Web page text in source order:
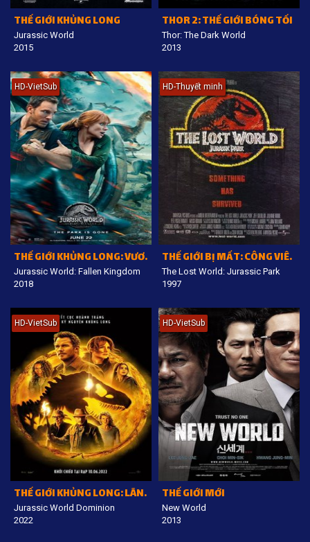
THẾ GIỚI KHỦNG LONG
Jurassic World
2015
THOR 2: THẾ GIỚI BÓNG TỐI
Thor: The Dark World
2013
HD-VietSub
THẾ GIỚI KHỦNG LONG: VƯƠNG QUỐC SỤP ĐỔ
Jurassic World: Fallen Kingdom
2018
HD-Thuyết minh
THẾ GIỚI BỊ MẤT: CÔNG VIÊN KỶ JURA
The Lost World: Jurassic Park
1997
HD-VietSub
THẾ GIỚI KHỦNG LONG: LÃNH ĐỊA
Jurassic World Dominion
2022
HD-VietSub
THẾ GIỚI MỚI
New World
2013